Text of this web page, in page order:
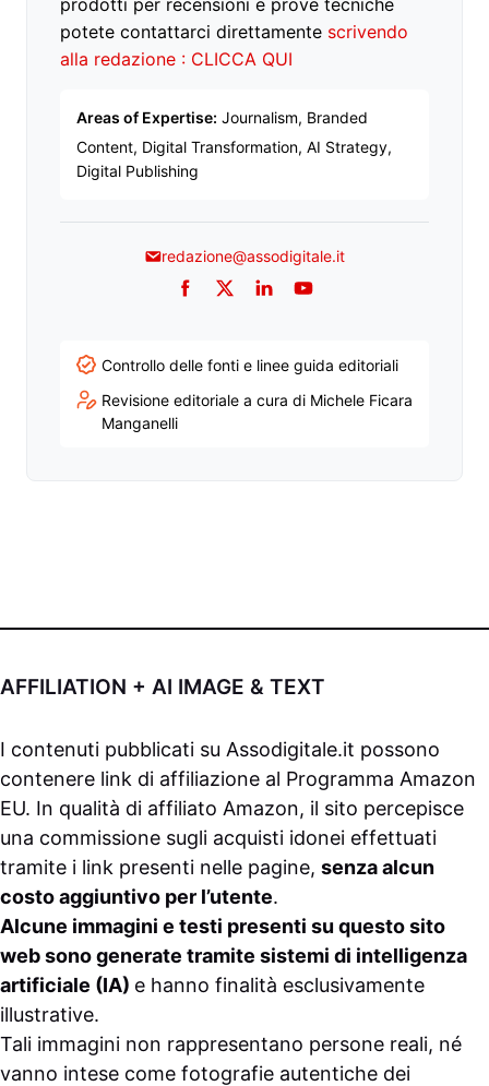
potete contattarci direttamente scrivendo
alla redazione : CLICCA QUI
Areas of Expertise: Journalism, Branded
Content, Digital Transformation, AI Strategy,
Digital Publishing
redazione@assodigitale.it
Facebook
TwitterLinkedInYouTube
Controllo delle fonti e linee guida editoriali
Revisione editoriale a cura di Michele Ficara
Manganelli
AFFILIATION + AI IMAGE & TEXT
I contenuti pubblicati su Assodigitale.it possono
contenere link di affiliazione al Programma Amazon
EU. In qualità di affiliato Amazon, il sito percepisce
una commissione sugli acquisti idonei effettuati
tramite i link presenti nelle pagine, senza alcun
costo aggiuntivo per l’utente.
Alcune immagini e testi presenti su questo sito
web sono generate tramite sistemi di intelligenza
artificiale (IA) e hanno finalità esclusivamente
illustrative.
Tali immagini non rappresentano persone reali, né
vanno intese come fotografie autentiche dei